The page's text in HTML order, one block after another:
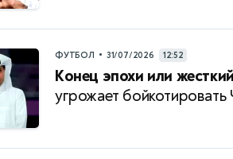
ФУТБОЛ • 31/07/2026 12:52
Конец эпохи или
угрожает